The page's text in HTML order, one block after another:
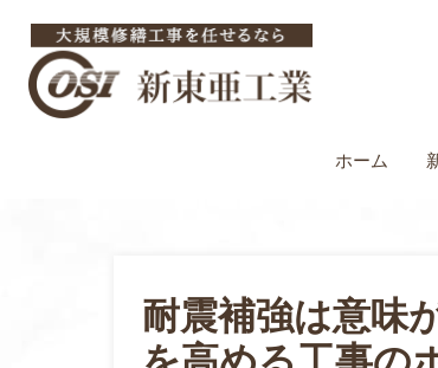
ホーム
耐震補強は意味